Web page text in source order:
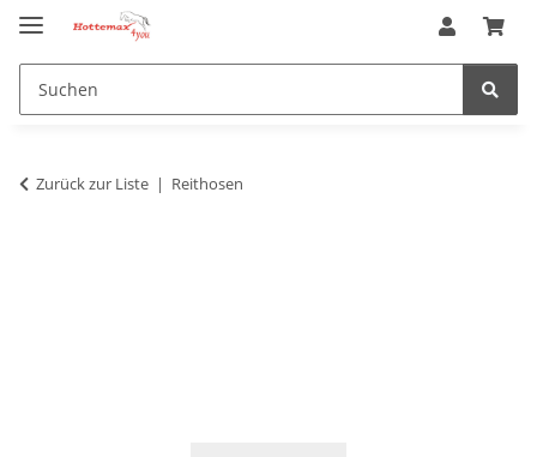
Zurück zur Liste Reithosen